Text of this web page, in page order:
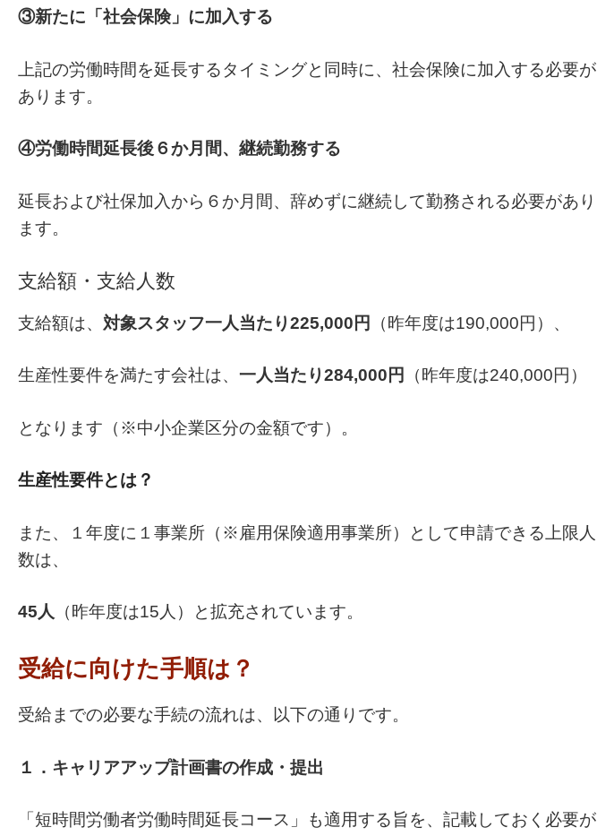
③新たに「社会保険」に加入する
上記の労働時間を延長するタイミングと同時に、社会保険に加入する必要が
あります。
④労働時間延長後６か月間、継続勤務する
延長および社保加入から６か月間、辞めずに継続して勤務される必要があり
ます。
支給額・支給人数
支給額は、 対象スタッフ一人当たり225,000円 （昨年度は190,000円）、
生産性要件を満たす会社は、 一人当たり284,000円 （昨年度は240,000円）
となります（※中小企業区分の金額です）。
生産性要件とは？
また、１年度に１事業所（※雇用保険適用事業所）として申請できる上限人
数は、
45人 （昨年度は15人）と拡充されています。
受給に向けた手順は？
受給までの必要な手続の流れは、以下の通りです。
１．キャリアアップ計画書の作成・提出
「短時間労働者労働時間延長コース」も適用する旨を、記載しておく必要が